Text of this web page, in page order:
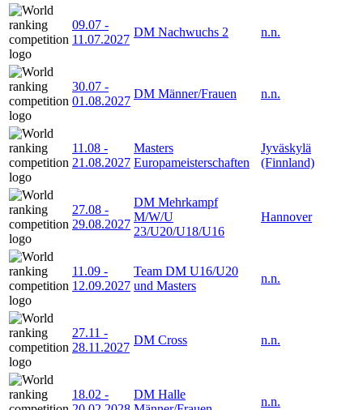
09.07 -
11.07.2027
DM Nachwuchs 2 n.n.
30.07 -
01.08.2027
DM Männer/Frauen n.n.
11.08 -
21.08.2027
Masters
Europameisterschaften
Jyväskylä
(Finnland)
27.08 -
29.08.2027
DM Mehrkampf
M/W/U
23/U20/U18/U16
Hannover
11.09 -
12.09.2027
Team DM U16/U20
und Masters
n.n.
27.11 -
28.11.2027
DM Cross n.n.
18.02 -
DM Halle
n.n.